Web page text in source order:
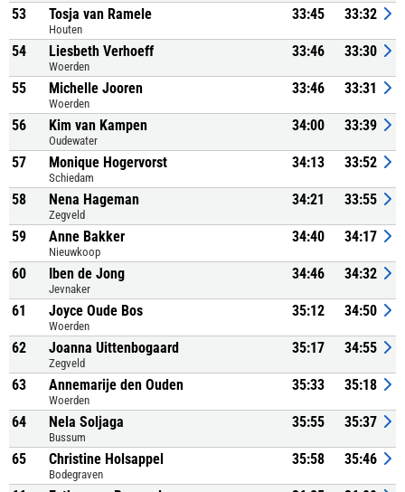
53 Tosja van Ramele
Houten
33:45 33:32
54 Liesbeth Verhoeff
Woerden
33:46 33:30
55 Michelle Jooren
Woerden
33:46 33:31
56 Kim van Kampen
Oudewater
34:00 33:39
57 Monique Hogervorst
Schiedam
34:13 33:52
58 Nena Hageman
Zegveld
34:21 33:55
59 Anne Bakker
Nieuwkoop
34:40 34:17
60 Iben de Jong
Jevnaker
34:46 34:32
61 Joyce Oude Bos
Woerden
35:12 34:50
62 Joanna Uittenbogaard
Zegveld
35:17 34:55
63 Annemarije den Ouden
Woerden
35:33 35:18
64 Nela Soljaga
Bussum
35:55 35:37
65 Christine Holsappel
Bodegraven
35:58 35:46